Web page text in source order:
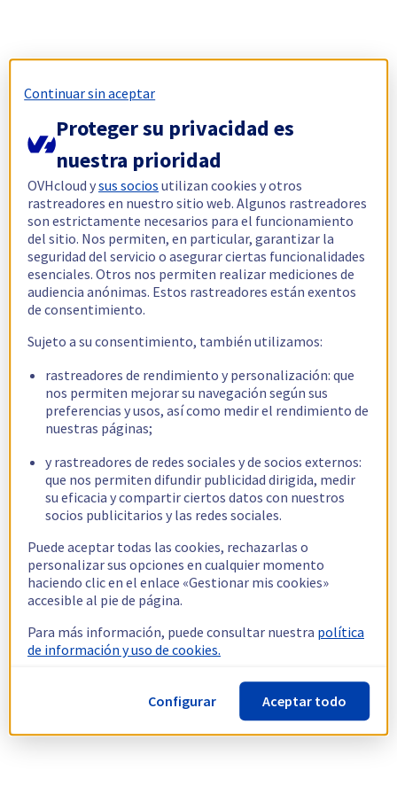
Continuar sin aceptar
Proteger su privacidad es
nuestra prioridad
OVHcloud ysus socios utilizan cookies y otros
rastreadores en nuestro sitio web. Algunos rastreadores
son estrictamente necesarios para el funcionamiento
del sitio. Nos permiten, en particular, garantizar la
seguridad del servicio o asegurar ciertas funcionalidades
esenciales. Otros nos permiten realizar mediciones de
audiencia anónimas. Estos rastreadores están exentos
de consentimiento.
Sujeto a su consentimiento, también utilizamos:
rastreadores de rendimiento y personalización: que
nos permiten mejorar su navegación según sus
preferencias y usos, así como medir el rendimiento de
nuestras páginas;
y rastreadores de redes sociales y de socios externos:
que nos permiten difundir publicidad dirigida, medir
su eficacia y compartir ciertos datos con nuestros
socios publicitarios y las redes sociales.
Puede aceptar todas las cookies, rechazarlas o
personalizar sus opciones en cualquier momento
haciendo clic en el enlace «Gestionar mis cookies»
accesible al pie de página.
Para más información, puede consultar nuestra política
de información y uso de cookies.
Configurar Aceptar todo